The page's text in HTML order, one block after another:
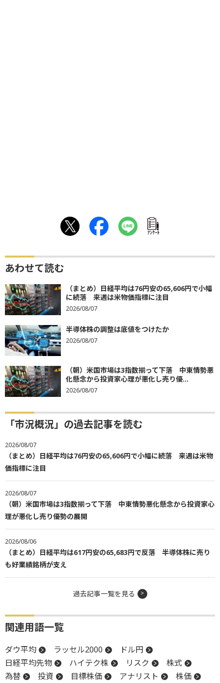
ｱﾝｹｰﾄ
あわせて読む
（まとめ）日経平均は76円安の65,606円で小幅
に続落 来週は米物価指標に注目
2026/08/07
半導体株の調整は底値をつけたか
2026/08/07
（朝）米国市場は3指数揃って下落 中東情勢悪
化懸念から投資家心理が悪化し売り優...
2026/08/07
「市況概況」の過去記事を読む
2026/08/07
（まとめ）日経平均は76円安の65,606円で小幅に続落 来週は米物
価指標に注目
2026/08/07
（朝）米国市場は3指数揃って下落 中東情勢悪化懸念から投資家心
理が悪化し売り優勢の展開
2026/08/06
（まとめ）日経平均は617円安の65,683円で反落 半導体株に売り
も好業績銘柄が支え
過去記事一覧を見る
関連用語一覧
ダウ平均 ラッセル2000
ドル円
日経平均先物
ハイテク株 リスク
株式
為替
投資 目標株価 アナリスト
株価